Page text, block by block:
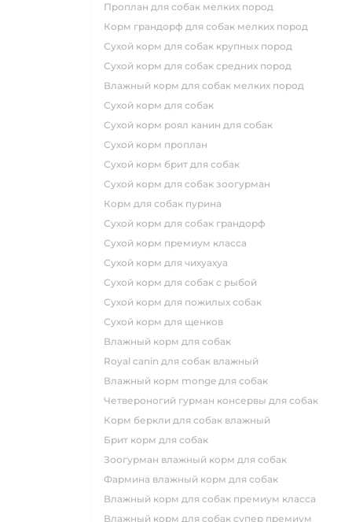
проплан для собак мелких пород
корм грандорф для собак мелких пород
сухой корм для собак крупных пород
сухой корм для собак средних пород
влажный корм для собак мелких пород
сухой корм для собак
сухой корм роял канин для собак
сухой корм проплан
сухой корм брит для собак
сухой корм для собак зоогурман
корм для собак пурина
сухой корм для собак грандорф
сухой корм премиум класса
сухой корм для чихуахуа
сухой корм для собак с рыбой
сухой корм для пожилых собак
сухой корм для щенков
влажный корм для собак
royal canin для собак влажный
влажный корм monge для собак
четвероногий гурман консервы для собак
корм беркли для собак влажный
брит корм для собак
зоогурман влажный корм для собак
фармина влажный корм для собак
влажный корм для собак премиум класса
влажный корм для собак супер премиум